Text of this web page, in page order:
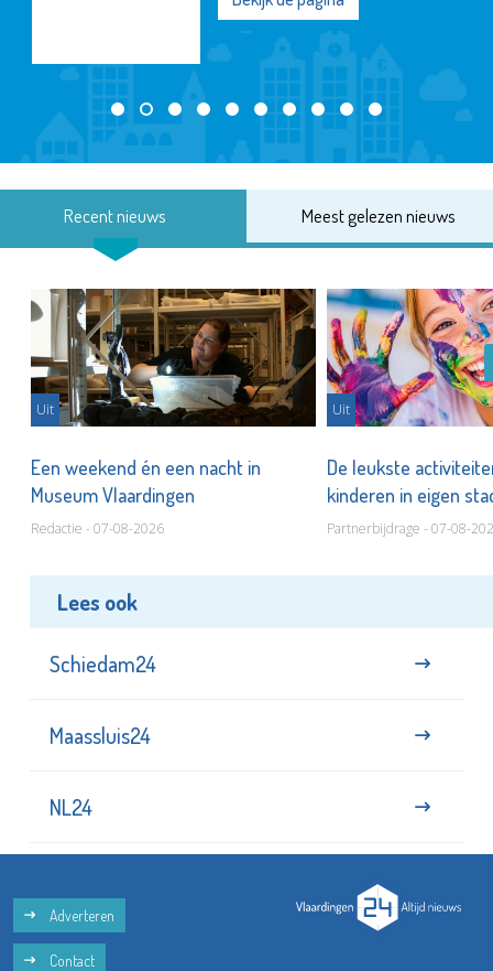
Recent nieuws Meest gelezen nieuws
Uit
Een weekend én een nacht in
Museum Vlaardingen
Redactie - 07-08-2026
Uit
De leukste
kinderen in eigen
Partnerbijdrage - 07-08-
Lees ook
Schiedam24
Maassluis24
NL24
Adverteren
Contact